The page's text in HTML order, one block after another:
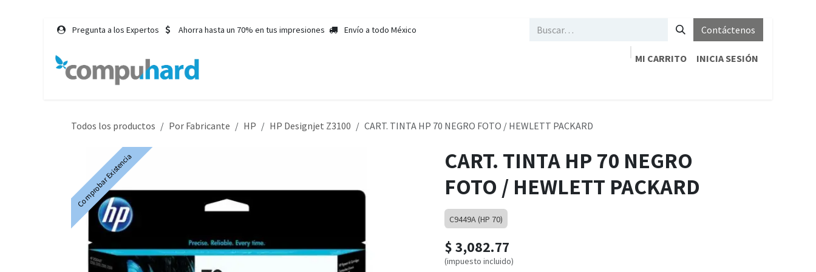
Ir al contenido Pregunta a los Expertos Ahorra hasta un 70% en tus impresiones Envío a todo México Contáctenos
MI CARRITO
INICIA SESIÓN
Todos los productos Por Fabricante HP HP Designjet Z3100 CART. TINTA HP 70 NEGRO FOTO / HEWLETT PACKARD
Comprobar Existencia
CART. TINTA HP 70 NEGRO
FOTO / HEWLETT PACKARD
C9449A (HP 70)
$3,082.77
(impuesto incluido)